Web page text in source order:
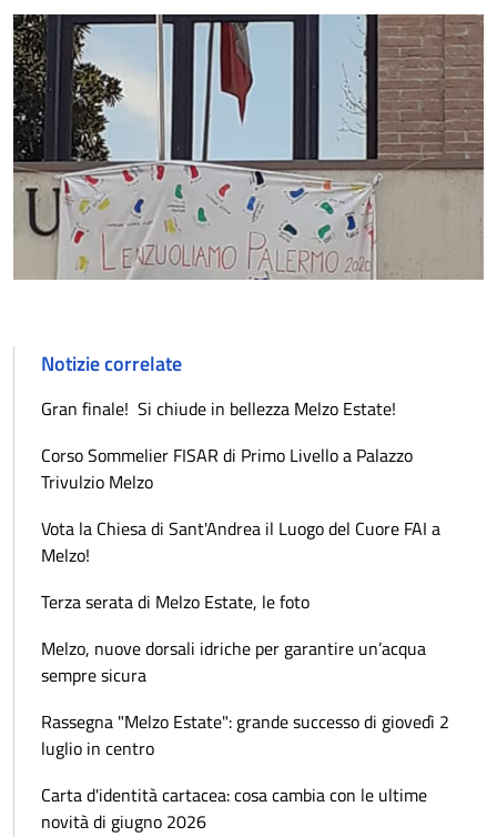
Notizie correlate
Gran finale! Si chiude in bellezza Melzo Estate!
Corso Sommelier FISAR di Primo Livello a Palazzo
Trivulzio Melzo
Vota la Chiesa di Sant'Andrea il Luogo del Cuore FAI a
Melzo!
Terza serata di Melzo Estate, le foto
Melzo, nuove dorsali idriche per garantire un’acqua
sempre sicura
Rassegna "Melzo Estate": grande successo di giovedì 2
luglio in centro
Carta d'identità cartacea: cosa cambia con le ultime
novità di giugno 2026